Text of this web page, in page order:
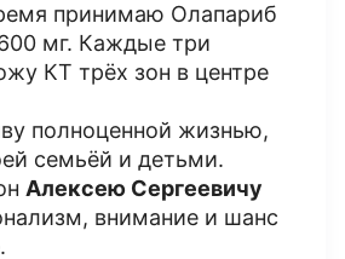
принимаю Олапариб
мг. Каждые три
КТ трёх зон в центре
полноценной жизнью,
семьёй и детьми.
Алексею Сергеевичу
внимание и шанс